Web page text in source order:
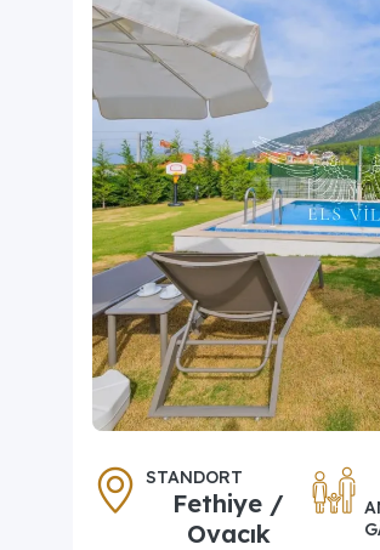
STANDORT
Fethiye /
Ovacık